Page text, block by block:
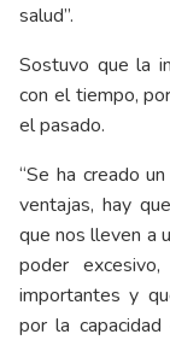
salud”.
Sostuvo que la
con el tiempo,
el pasado.
“Se ha creado
ventajas, hay
que nos lleven a
poder
importantes y
por la